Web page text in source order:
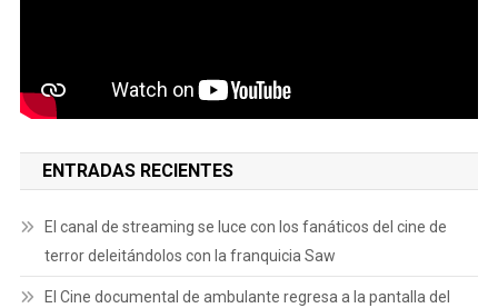
ENTRADAS RECIENTES
El canal de streaming se luce con los fanáticos del cine de
terror deleitándolos con la franquicia Saw
El Cine documental de ambulante regresa a la pantalla del